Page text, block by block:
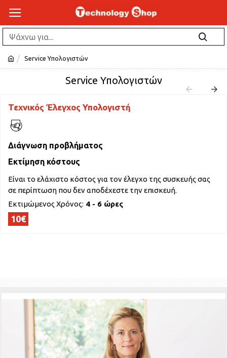
Service Υπολογιστών
Service Υπολογιστών
Τεχνικός Έλεγχος Υπολογιστή
Διάγνωση προβλήματος
Εκτίμηση κόστους
Είναι το ελάχιστο κόστος για τον έλεγχο της συσκευής σας
σε περίπτωση που δεν αποδέχεστε την επισκευή.
Εκτιμώμενος Χρόνος: 4 - 6 ώρες
10€